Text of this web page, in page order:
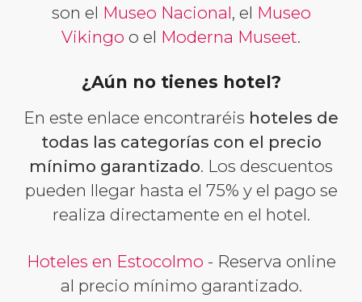
son el Museo Nacional, el Museo
Vikingo o el Moderna Museet.
¿Aún no tienes hotel?
En este enlace encontraréis hoteles de
todas las categorías con el precio
mínimo garantizado. Los descuentos
pueden llegar hasta el 75% y el pago se
realiza directamente en el hotel.
Hoteles en Estocolmo - Reserva online
al precio mínimo garantizado.